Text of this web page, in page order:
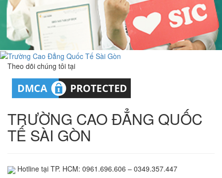
Theo dõi chúng tôi tại
TRƯỜNG CAO ĐẲNG QUỐC
TẾ SÀI GÒN
Hotline tại TP. HCM: 0961.696.606 – 0349.357.447